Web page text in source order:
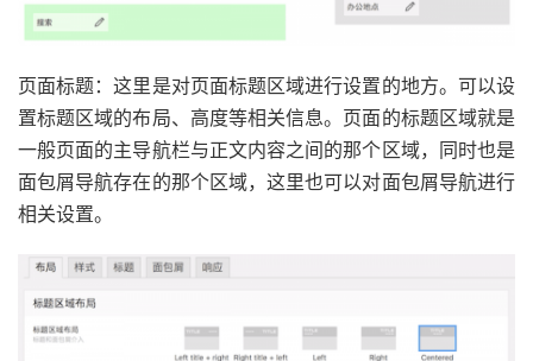
页面标题：这里是对页面标题区域进行设置的地方。可以设
置标题区域的布局、高度等相关信息。页面的标题区域就是
一般页面的主导航栏与正文内容之间的那个区域，同时也是
面包屑导航存在的那个区域，这里也可以对面包屑导航进行
相关设置。